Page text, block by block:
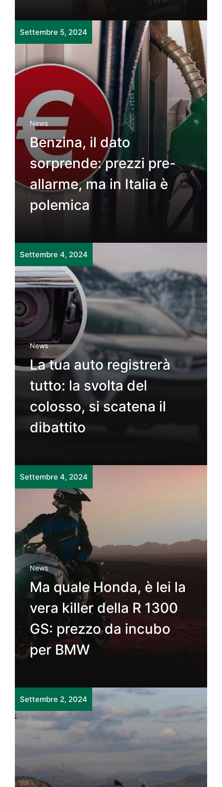
Settembre 5, 2024
News
Benzina, il dato
sorprende: prezzi pre-
allarme, ma in Italia è
polemica
Settembre 4, 2024
News
La tua auto registrerà
tutto: la svolta del
colosso, si scatena il
dibattito
Settembre 4, 2024
News
Ma quale Honda, è lei la
vera killer della R 1300
GS: prezzo da incubo
per BMW
Settembre 2, 2024